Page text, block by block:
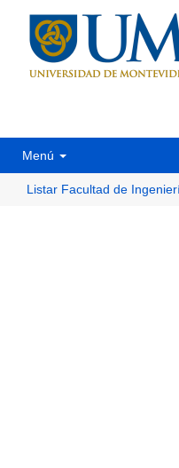
Menú
Listar Facultad de